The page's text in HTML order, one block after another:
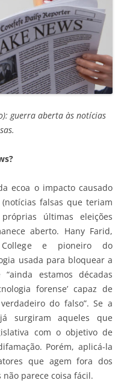
guerra aberta às notícias
ecoa o impacto causado
falsas que teriam
últimas eleições
aberto. Hany Farid,
e pioneiro do
usada para bloquear a
estamos décadas
forense’ capaz de
do falso”. Se a
surgiram aqueles que
com o objetivo de
Porém, aplicá-la
que agem fora dos
parece coisa fácil.